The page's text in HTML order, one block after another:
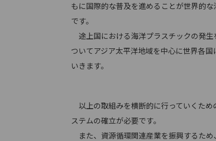
もに国際的な普及を進めることが世界的
です。
途上国における海洋プラスチックの発
ついてアジア太平洋地域を中心に世界各
いきます。
以上の取組みを横断的に行っていくた
ステムの確立が必要です。
また、資源循環関連産業を振興するた